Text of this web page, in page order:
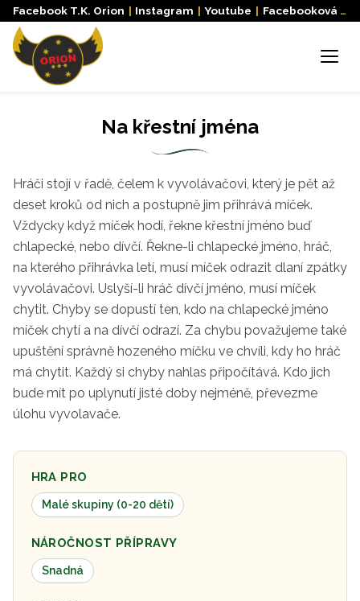
Facebook T.K. Orion | Instagram | Youtube | Facebooková skupina
Menu
Na křestní jména
Hráči stojí v řadě, čelem k vyvolávačovi, který je pět až
deset kroků od nich a postupně jim přihrává míček.
Vždycky když míček hodí, řekne křestní jméno buď
chlapecké, nebo dívčí. Řekne-li chlapecké jméno, hráč,
na kterého přihrávka letí, musí míček odrazit dlaní zpátky
vyvolávačovi. Uslyší-li hráč dívčí jméno, musí míček
chytit. Chyby se dopustí ten, kdo na chlapecké jméno
míček chytí a na dívčí odrazí. Za chybu považujeme také
upuštění správně hozeného míčku ve chvíli, kdy ho hráč
má chytit. Každý si chyby nahlas připočítává. Kdo jich
bude mít po uplynutí jisté doby nejméně, převezme
úlohu vyvolavače.
HRA PRO
Malé skupiny (0-20 dětí)
NÁROČNOST PŘÍPRAVY
Snadná